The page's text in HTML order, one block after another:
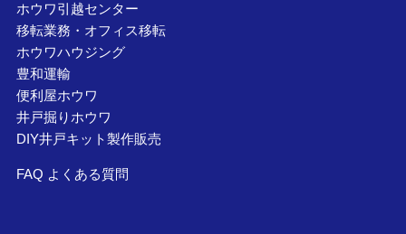
ホウワ引越センター
移転業務・オフィス移転
ホウワハウジング
豊和運輸
便利屋ホウワ
井戸掘りホウワ
DIY井戸キット製作販売
FAQ よくある質問